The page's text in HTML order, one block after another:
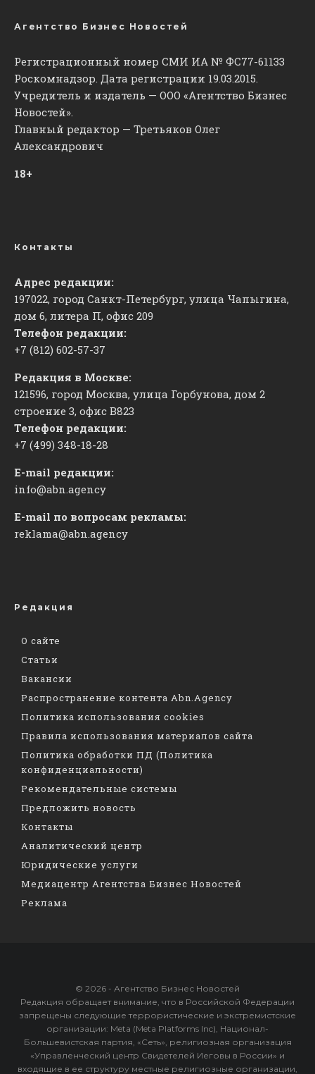
Агентство Бизнес Новостей
Регистрационный номер СМИ ИА № ФС77-61133
Роскомнадзор. Дата регистрации 19.03.2015.
Учредитель и издатель — ООО «Агентство Бизнес
Новостей».
Главный редактор — Третьяков Олег
Александрович
18+
Контакты
Адрес редакции:
197022, город Санкт-Петербург, улица Чапыгина,
дом 6, литера П, офис 209
Телефон редакции:
+7 (812) 602-57-37
Редакция в Москве:
121596, город Москва, улица Горбунова, дом 2
строение 3, офис ​В823
Телефон редакции:
+7 (499) 348-18-28
E-mail редакции:
info@abn.agency
E-mail по вопросам рекламы:
reklama@abn.agency
Редакция
О сайте
Статьи
Вакансии
Распространение контента Abn.Agency
Политика использования cookies
Правила использования материалов сайта
Политика обработки ПД (Политика
конфиденциальности)
Рекомендательные системы
Предложить новость
Контакты
Аналитический центр
Юридические услуги
Медиацентр Агентства Бизнес Новостей
Реклама
© 2026 - Агентство Бизнес Новостей
Редакция обращает внимание, что в Российской Федерации
запрещены следующие террористические и экстремистские
организации: Meta (Meta Platforms Inc), Национал-
Большевистская партия, «Сеть», религиозная организация
«Управленческий центр Свидетелей Иеговы в России» и
входящие в ее структуру местные религиозные организации,